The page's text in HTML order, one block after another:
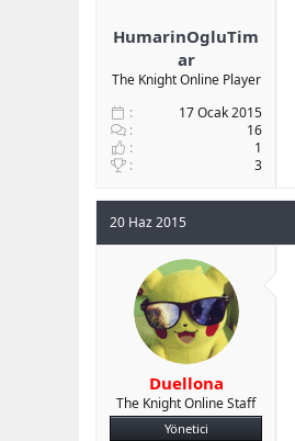
HumarinOgluTim
ar
The Knight Online Player
17 Ocak 2015
16
1
3
20 Haz 2015
Duellona
The Knight Online Staff
Yönetici